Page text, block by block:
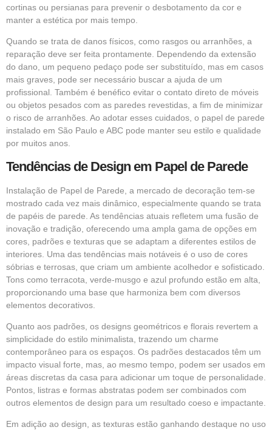
cortinas ou persianas para prevenir o desbotamento da cor e
manter a estética por mais tempo.
Quando se trata de danos físicos, como rasgos ou arranhões, a
reparação deve ser feita prontamente. Dependendo da extensão
do dano, um pequeno pedaço pode ser substituído, mas em casos
mais graves, pode ser necessário buscar a ajuda de um
profissional. Também é benéfico evitar o contato direto de móveis
ou objetos pesados com as paredes revestidas, a fim de minimizar
o risco de arranhões. Ao adotar esses cuidados, o papel de parede
instalado em São Paulo e ABC pode manter seu estilo e qualidade
por muitos anos.
Tendências de Design em Papel de Parede
Instalação de Papel de Parede, a mercado de decoração tem-se
mostrado cada vez mais dinâmico, especialmente quando se trata
de papéis de parede. As tendências atuais refletem uma fusão de
inovação e tradição, oferecendo uma ampla gama de opções em
cores, padrões e texturas que se adaptam a diferentes estilos de
interiores. Uma das tendências mais notáveis é o uso de cores
sóbrias e terrosas, que criam um ambiente acolhedor e sofisticado.
Tons como terracota, verde-musgo e azul profundo estão em alta,
proporcionando uma base que harmoniza bem com diversos
elementos decorativos.
Quanto aos padrões, os designs geométricos e florais revertem a
simplicidade do estilo minimalista, trazendo um charme
contemporâneo para os espaços. Os padrões destacados têm um
impacto visual forte, mas, ao mesmo tempo, podem ser usados em
áreas discretas da casa para adicionar um toque de personalidade.
Pontos, listras e formas abstratas podem ser combinados com
outros elementos de design para um resultado coeso e impactante.
Em adição ao design, as texturas estão ganhando destaque no uso